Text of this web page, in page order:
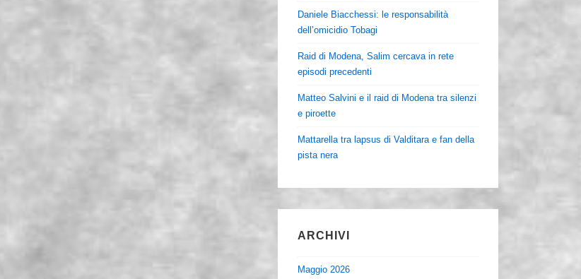
Daniele Biacchessi: le responsabilità
dell’omicidio Tobagi
Raid di Modena, Salim cercava in rete
episodi precedenti
Matteo Salvini e il raid di Modena tra silenzi
e piroette
Mattarella tra lapsus di Valditara e fan della
pista nera
ARCHIVI
Maggio 2026